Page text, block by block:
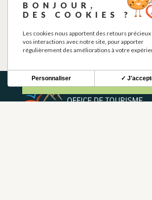
LOKATZA
CERAMICS –
ANDRÉA MUSTIGA
MARTRES-TOLOSANE
POINT
DES
BONJOUR,
DES COOKIES ?
Les cookies nous apportent des retours
vos interactions avec notre site, pour apporter
régulièrement des améliorations à votre
✓
Personnaliser